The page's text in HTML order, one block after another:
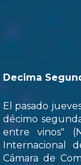
Decima
El pasado
décimo
entre vinos"
Internacional
Cámara de